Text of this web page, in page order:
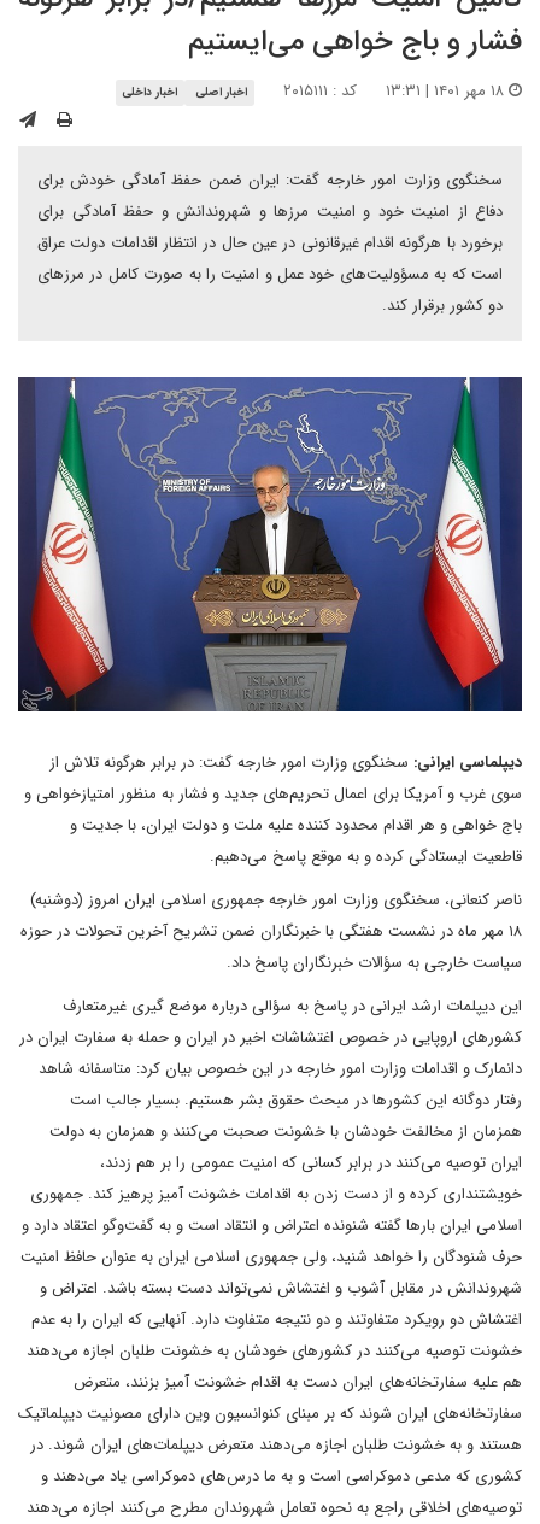
فشار و باج خواهی می‌ایستیم
کد : ۲۰۱۵۱۱۱ اخبار اصلی اخبار داخلی
سخنگوی وزارت امور خارجه گفت: ایران ضمن حفظ آمادگی خودش برای
دفاع از امنیت خود و امنیت مرزها و شهروندانش و حفظ آمادگی برای
برخورد با هرگونه اقدام غیرقانونی در عین حال در انتظار اقدامات دولت عراق
است که به مسؤولیت‌های خود عمل و امنیت را به صورت کامل در مرزهای
دو کشور برقرار کند.
دیپلماسی ایرانی: سخنگوی وزارت امور خارجه گفت: در برابر هرگونه تلاش از
سوی غرب و آمریکا برای اعمال تحریم‌های جدید و فشار به منظور امتیازخواهی و
باج خواهی و هر اقدام محدود کننده علیه ملت و دولت ایران، با جدیت و
قاطعیت ایستادگی کرده و به موقع پاسخ می‌دهیم.
ناصر کنعانی، سخنگوی وزارت امور خارجه جمهوری اسلامی ایران امروز (دوشنبه)
۱۸ مهر ماه در نشست هفتگی با خبرنگاران ضمن تشریح آخرین تحولات در حوزه
سیاست خارجی به سؤالات خبرنگاران پاسخ داد.
این دیپلمات ارشد ایرانی در پاسخ به سؤالی درباره موضع گیری غیرمتعارف
کشورهای اروپایی در خصوص اغتشاشات اخیر در ایران و حمله به سفارت ایران در
دانمارک و اقدامات وزارت امور خارجه در این خصوص بیان کرد: متاسفانه شاهد
رفتار دوگانه این کشورها در مبحث حقوق بشر هستیم. بسیار جالب است
همزمان از مخالفت خودشان با خشونت صحبت می‌کنند و همزمان به دولت
ایران توصیه می‌کنند در برابر کسانی که امنیت عمومی را بر هم زدند،
خویشتنداری کرده و از دست زدن به اقدامات خشونت آمیز پرهیز کند. جمهوری
اسلامی ایران بارها گفته شنونده اعتراض و انتقاد است و به گفت‌وگو اعتقاد دارد و
حرف شنودگان را خواهد شنید، ولی جمهوری اسلامی ایران به عنوان حافظ امنیت
شهروندانش در مقابل آشوب و اغتشاش نمی‌تواند دست بسته باشد. اعتراض و
اغتشاش دو رویکرد متفاوتند و دو نتیجه متفاوت دارد. آنهایی که ایران را به عدم
خشونت توصیه می‌کنند در کشورهای خودشان به خشونت طلبان اجازه می‌دهند
هم علیه سفارتخانه‌های ایران دست به اقدام خشونت آمیز بزنند، متعرض
سفارتخانه‌های ایران شوند که بر مبنای کنوانسیون وین دارای مصونیت دیپلماتیک
هستند و به خشونت طلبان اجازه می‌دهند متعرض دیپلمات‌های ایران شوند. در
کشوری که مدعی دموکراسی است و به ما درس‌های دموکراسی یاد می‌دهند و
توصیه‌های اخلاقی راجع به نحوه تعامل شهروندان مطرح می‌کنند اجازه می‌دهند